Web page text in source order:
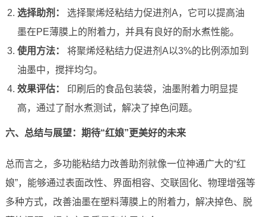
选择助剂：
选择聚烯烃粘结力促进剂A，它可以提高油
墨在PE薄膜上的附着力，并具有良好的耐水煮性能。
使用方法：
将聚烯烃粘结力促进剂A以3%的比例添加到
油墨中，搅拌均匀。
效果评估：
印刷后的食品包装袋，油墨附着力明显提
高，通过了耐水煮测试，解决了掉色问题。
六、总结与展望：期待“红娘”更美好的未来
总而言之，多功能粘结力改善助剂就像一位神通广大的“红
娘”，能够通过表面改性、界面相容、交联固化、物理增强等
多种方式，改善油墨在塑料薄膜上的附着力，解决掉色、脱